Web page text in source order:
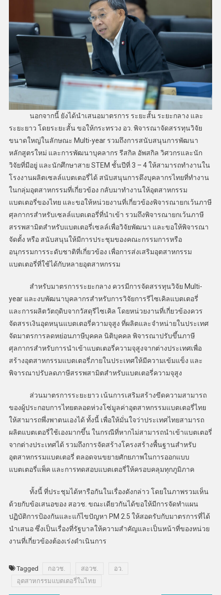
นอกจากนี้ ยังได้นำเสนอมาตรการ ระยะสั้น ระยะกลาง และ
ระยะยาว โดยระยะสั้น ขอให้กระทรวง อว. พิจารณาจัดสรรทุนวิจัย
ขนาดใหญ่ในลักษณะ Multi-year รวมถึงการสนับสนุนการพัฒนา
หลักสูตรใหม่ และการพัฒนาบุคลากร รีสกิล อัพสกิล วิศวกรและนัก
วิจัยที่มีอยู่ และนักศึกษาสาย STEM ชั้นปีที่ 3 – 4 ให้สามารถทำงานใน
โรงงานผลิตเซลล์แบตเตอรี่ได้ สนับสนุนการดึงบุคลากรไทยที่ทำงาน
ในกลุ่มอุตสาหกรรมที่เกี่ยวข้อง กลับมาทำงานให้อุตสาหกรรม
แบตเตอรี่ของไทย และขอให้หน่วยงานที่เกี่ยวข้องพิจารณายกเว้นภาษี
ศุลกากรสำหรับเซลล์แบตเตอรี่ที่นำเข้า รวมถึงพิจารณายกเว้นภาษี
สรรพสามิตสำหรับแบตเตอรี่เซลล์เพื่อวิจัยพัฒนา และขอให้พิจารณา
จัดตั้ง หรือ สนับสนุนให้มีการประชุมของคณะกรรมการหรือ
อนุกรรมการระดับชาติที่เกี่ยวข้อง เพื่อการส่งเสริมอุตสาหกรรม
แบตเตอรี่ที่ใช้ได้กับหลายอุตสาหกรรม
สำหรับมาตรการระยะกลาง ควรมีการจัดสรรทุนวิจัย Multi-
year และงบพัฒนาบุคลากรสำหรับการวิจัยการรีไซเคิลแบตเตอรี่
และการผลิตวัตถุดิบจากวัสดุรีไซเคิล โดยหน่วยงานที่เกี่ยวข้องควร
จัดสรรเงินอุดหนุนแบตเตอรี่ความจุสูง ที่ผลิตและจำหน่ายในประเทศ
จัดมาตรการลดหย่อนภาษีบุคคล นิติบุคคล พิจารณาปรับขึ้นภาษี
ศุลกากรสำหรับการนำเข้าแบตเตอรี่ความจุสูงจากต่างประเทศเพื่อ
สร้างอุตสาหกรรมแบตเตอรี่ภายในประเทศให้มีความเข้มแข็ง และ
พิจารณาปรับลดภาษีสรรพสามิตสำหรับแบตเตอรี่ความจุสูง
ส่วนมาตรการระยะยาว เน้นการเสริมสร้างขีดความสามารถ
ของผู้ประกอบการไทยตลอดห่วงโซ่มูลค่าอุตสาหกรรมแบตเตอรี่ไทย
ให้สามารถพึ่งพาตนเองได้ ทั้งนี้ เพื่อให้มั่นใจว่าประเทศไทยสามารถ
ผลิตแบตเตอรี่ใช้เองมากขึ้น ในกรณีที่หากไม่สามารถนำเข้าแบตเตอรี่
จากต่างประเทศได้ รวมถึงการจัดสร้างโครงสร้างพื้นฐานสำหรับ
อุตสาหกรรมแบตเตอรี่ ตลอดจนขยายศักยภาพในการออกแบบ
แบตเตอรี่แพ็ค และการทดสอบแบตเตอรี่ให้ครอบคลุมทุกภูมิภาค
ทั้งนี้ ที่ประชุมได้หารือกันในเรื่องดังกล่าว โดยในภาพรวมเห็น
ด้วยกับข้อเสนอของ สอวช. ขณะเดียวกันได้ขอให้มีการจัดทำแผน
ปฏิบัติการป้องกันและแก้ไขปัญหา PM 2.5 ให้สอดรับกับมาตรการที่ได้
นำเสนอ ซึ่งเป็นเรื่องที่รัฐบาลให้ความสำคัญและเป็นหน้าที่ของหน่วย
งานที่เกี่ยวข้องต้องเร่งดำเนินการ
Tagged กอวช. สอวช.
อว.
อุตสาหกรรมแบตเตอรี่ในไทย